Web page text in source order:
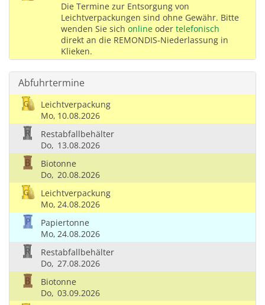
Die Termine zur Entsorgung von
Leichtverpackungen sind ohne Gewähr. Bitte
wenden Sie sich online oder telefonisch
direkt an die REMONDIS-Niederlassung in
Klieken.
Abfuhrtermine
Leichtverpackung
Mo, 10.08.2026
Restabfallbehälter
Do, 13.08.2026
Biotonne
Do, 20.08.2026
Leichtverpackung
Mo, 24.08.2026
Papiertonne
Mo, 24.08.2026
Restabfallbehälter
Do, 27.08.2026
Biotonne
Do, 03.09.2026